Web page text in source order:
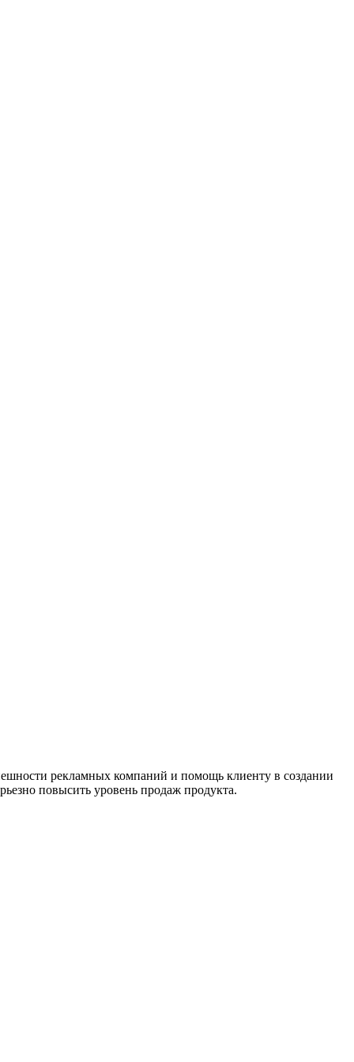
рекламных компаний и помощь клиенту в создании
повысить уровень продаж продукта.